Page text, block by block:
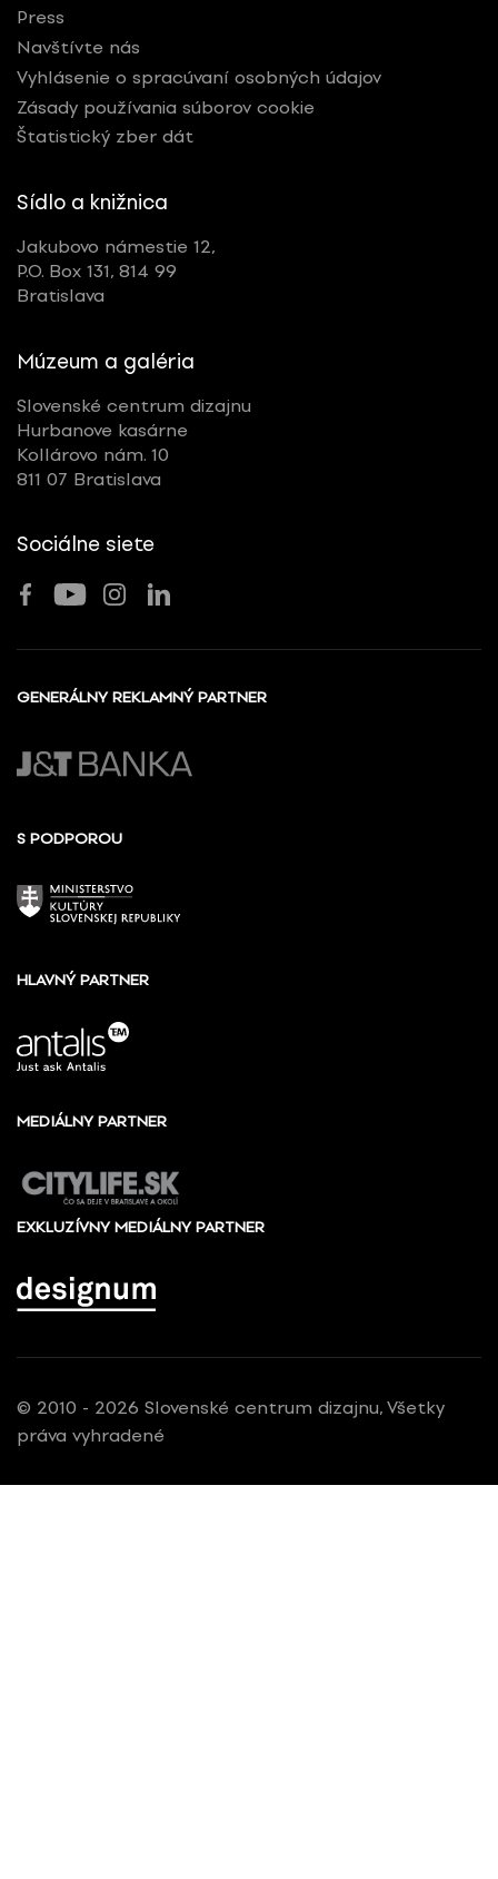
Press
Navštívte nás
Vyhlásenie o spracúvaní osobných údajov
Zásady používania súborov cookie
Štatistický zber dát
Sídlo a knižnica
Jakubovo námestie 12,
P.O. Box 131, 814 99
Bratislava
Múzeum a galéria
Slovenské centrum dizajnu
Hurbanove kasárne
Kollárovo nám. 10
811 07 Bratislava
Sociálne siete
GENERÁLNY REKLAMNÝ PARTNER
S PODPOROU
HLAVNÝ PARTNER
MEDIÁLNY PARTNER
EXKLUZÍVNY MEDIÁLNY PARTNER
© 2010 - 2026 Slovenské centrum dizajnu, Všetky
práva vyhradené